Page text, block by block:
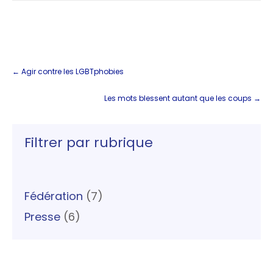
navigation
← Agir contre les LGBTphobies
Les mots blessent autant que les coups →
Filtrer par rubrique
Fédération (7)
Presse (6)